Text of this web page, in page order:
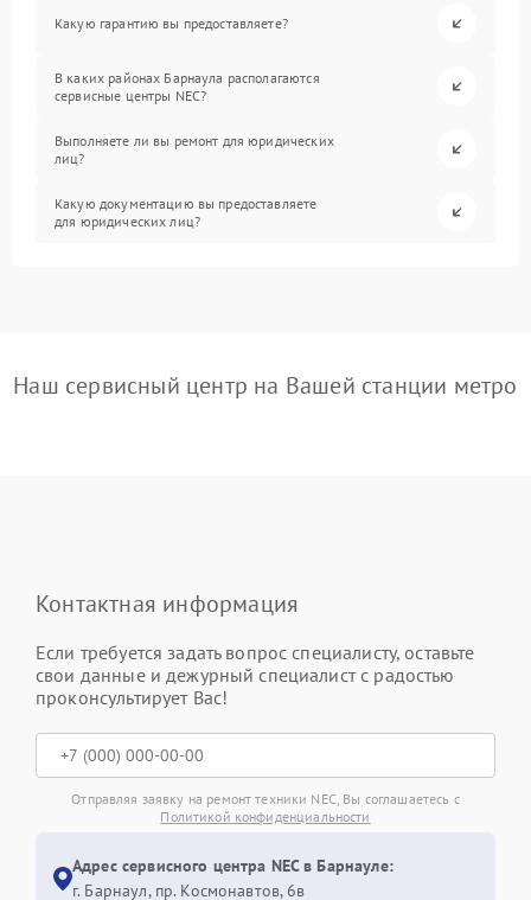
Какую гарантию вы предоставляете?
В каких районах Барнаула располагаются
сервисные центры NEC?
Выполняете ли вы ремонт для юридических
лиц?
Какую документацию вы предоставляете
для юридических лиц?
Наш сервисный центр на Вашей станции метро
Контактная информация
Если требуется задать вопрос специалисту, оставьте
свои данные и дежурный специалист с радостью
проконсультирует Вас!
Отправляя заявку на ремонт техники NEC, Вы соглашаетесь с
Политикой конфиденциальности
Адрес сервисного центра NEC в Барнауле:
г. Барнаул, ​пр. Космонавтов, 6в